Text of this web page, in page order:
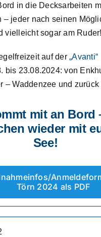
in die Decksarbeiten
– jeder nach seinen
vielleicht sogar am Ruder!
auf der„Avanti“
bis 23.08.2024: von
– Waddenzee und
mit an Bord
wieder mit
See!
Törn 2024 als PDF